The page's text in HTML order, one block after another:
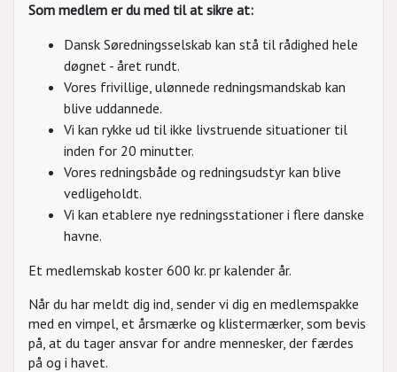
Som medlem er du med til at sikre at:
Dansk Søredningsselskab kan stå til rådighed hele
døgnet - året rundt.
Vores frivillige, ulønnede redningsmandskab kan
blive uddannede.
Vi kan rykke ud til ikke livstruende situationer til
inden for 20 minutter.
Vores redningsbåde og redningsudstyr kan blive
vedligeholdt.
Vi kan etablere nye redningsstationer i flere danske
havne.
Et medlemskab koster 600 kr. pr kalender år.
Når du har meldt dig ind, sender vi dig en medlemspakke
med en vimpel, et årsmærke og klistermærker, som bevis
på, at du tager ansvar for andre mennesker, der færdes
på og i havet.